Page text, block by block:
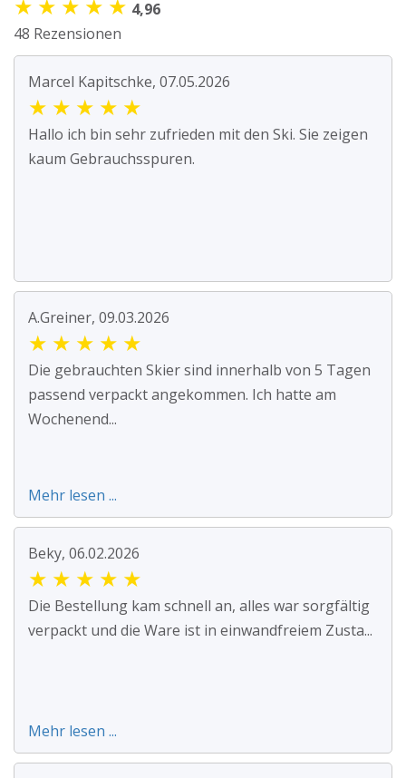
★ ★ ★ ★ ★ 4,96
48 Rezensionen
Marcel Kapitschke, 07.05.2026
★ ★ ★ ★ ★
Hallo ich bin sehr zufrieden mit den Ski. Sie zeigen
kaum Gebrauchsspuren.
A.Greiner, 09.03.2026
★ ★ ★ ★ ★
Die gebrauchten Skier sind innerhalb von 5 Tagen
passend verpackt angekommen. Ich hatte am
Wochenend...
Mehr lesen ...
Beky, 06.02.2026
★ ★ ★ ★ ★
Die Bestellung kam schnell an, alles war sorgfältig
verpackt und die Ware ist in einwandfreiem Zusta...
Mehr lesen ...